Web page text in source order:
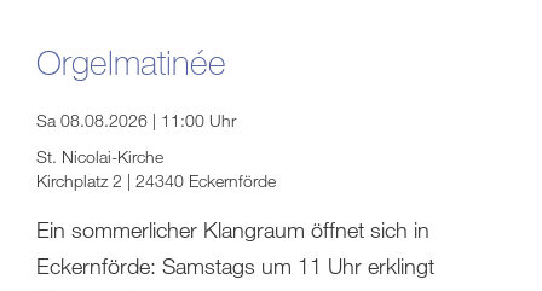
Orgelmatinée
Sa 08.08.2026 | 11:00 Uhr
St. Nicolai-Kirche
Kirchplatz 2 | 24340 Eckernförde
Ein sommerlicher Klangraum öffnet sich in
Eckernförde: Samstags um 11 Uhr erklingt